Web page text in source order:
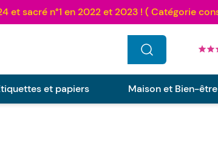
et papiers Maison et Bien-être